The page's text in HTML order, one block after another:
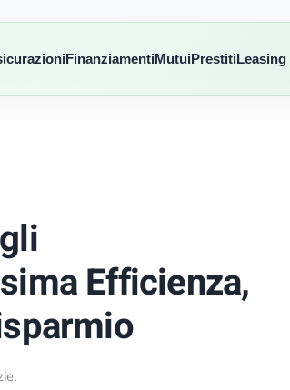
FinanziamentiMutuiPrestitiLeasing
Efficienza,
.